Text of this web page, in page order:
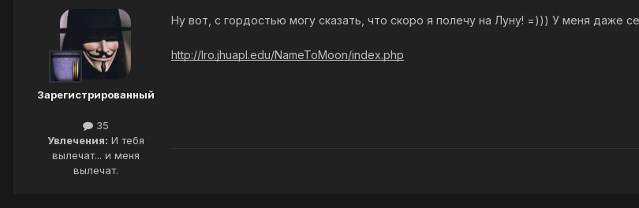
Зарегистрированный
35
Увлечения: И тебя
вылечат... и меня
вылечат.
Ну вот, с гордостью могу сказать, что скоро я полечу на Луну! =))) У меня даже
http://lro.jhuapl.edu/NameToMoon/index.php